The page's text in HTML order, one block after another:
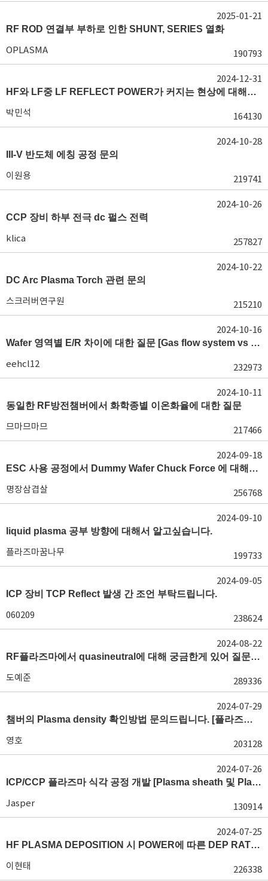
RF ROD 연결부 부하로 인한 SHUNT, SERIES 열화
OPLASMA 190793
2025-01-21
HF와 LF중 LF REFLECT POWER가 커지는 현상에 대해서 도움이 필요합니다.
박민석 164130
2024-12-31
III-V 반도체 에칭 공정 문의
이원용 219741
2024-10-28
CCP 장비 하부 전극 dc 펄스 전력
klica 257827
2024-10-26
DC Arc Plasma Torch 관련 문의
스크러버연구원 215210
2024-10-22
Wafer 영역별 E/R 차이에 대한 질문 [Gas flow system vs E/R]
eehcl12 232973
2024-10-16
동일한 RF방전챔버에서 화학종별 이온화율에 대한 질문
므마므마므 217466
2024-10-11
ESC 사용 공정에서 Dummy Wafer Chuck Force 에 대해서 궁급합니다
명장삼겹살 256768
2024-09-18
liquid plasma 공부 방향에 대해서 알고싶습니다.
플라즈마꿈나무 199733
2024-09-10
ICP 장비 TCP Reflect 발생 간 조언 부탁드립니다.
060209 238624
2024-09-05
RF플라즈마에서 quasineutral에 대해 궁금한게 있어 질문글 올립니다.[quasineutral]
도예준 289336
2024-08-22
챔버의 Plasma density 확인방법 문의드립니다. [플라즈마 모니터링, OES, LP]
영호 203128
2024-07-29
ICP/CCP 플라즈마 식각 공정 개발 [Plasma sheath 및 Plasma generation]
Jasper 130914
2024-07-26
HF PLASMA DEPOSITION 시 POWER에 따른 DEP RATE 변화 [장비 플라즈마, Rate constant]
이현태 226338
2024-07-25